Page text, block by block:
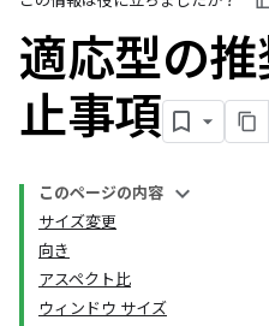
適応型の
止事項
このページの内容
サイズ変更
向き
アスペクト比
ウィンドウ サイズ